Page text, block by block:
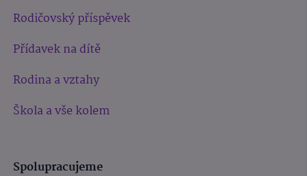
Rodičovský příspěvek
Přídavek na dítě
Rodina a vztahy
Škola a vše kolem
Spolupracujeme